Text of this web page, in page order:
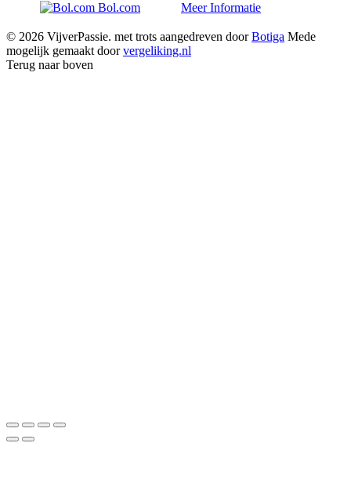
Bol.com
Meer Informatie
© 2026 VijverPassie. met trots aangedreven doorBotiga Mede
mogelijk gemaakt doorvergeliking.nl
Terug naar boven